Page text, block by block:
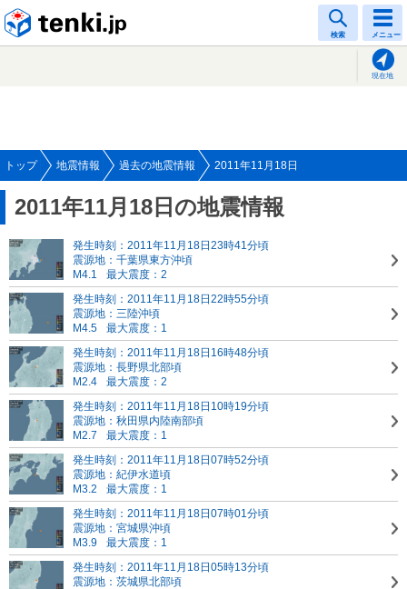
検索 メニュー
現在地
トップ 地震情報 過去の地震情報 2011年11月18日
2011年11月18日の地震情報
発生時刻：2011年11月18日23時41分頃
震源地：千葉県東方沖頃
M4.1
最大震度：2
発生時刻：2011年11月18日22時55分頃
震源地：三陸沖頃
M4.5
最大震度：1
発生時刻：2011年11月18日16時48分頃
震源地：長野県北部頃
M2.4
最大震度：2
発生時刻：2011年11月18日10時19分頃
震源地：秋田県内陸南部頃
M2.7
最大震度：1
発生時刻：2011年11月18日07時52分頃
震源地：紀伊水道頃
M3.2
最大震度：1
発生時刻：2011年11月18日07時01分頃
震源地：宮城県沖頃
M3.9
最大震度：1
発生時刻：2011年11月18日05時13分頃
震源地：茨城県北部頃